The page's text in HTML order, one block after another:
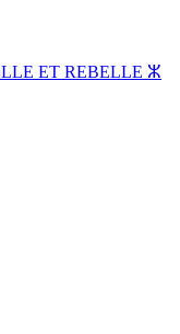
ET REBELLE ⵣ